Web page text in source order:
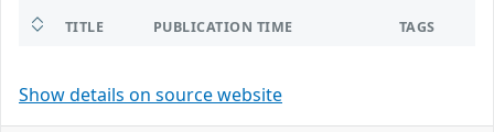
TITLE PUBLICATION TIME TAGS
Show details on source website